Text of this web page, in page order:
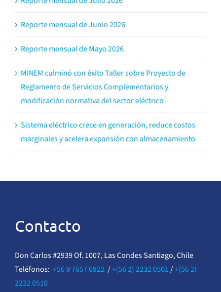
Reporte mensual de Junio 2026
Reporte mensual de Mayo 2026
MINEM culminó con éxito Taller sobre Proyecto de
Reglamento de Servicios Complementarios y
modificación normativa del sector eléctrico
Sistema eléctrico crece en generación, reduce costos
marginales y acelera expansión con almacenamiento
Contacto
Don Carlos #2939 Of. 1007, Las Condes Santiago, Chile
Teléfonos: +56 9 7657 6922/+(56 2) 2232 0501/+(56 2)
2232 0510